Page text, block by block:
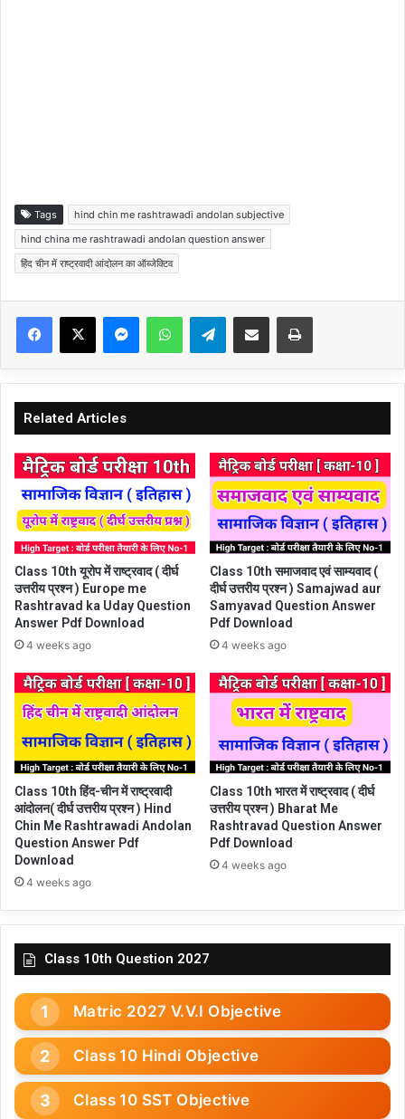
Tags
hind chin me rashtrawadi andolan subjective
hind china me rashtrawadi andolan question answer
हिंद चीन में राष्ट्रवादी आंदोलन का ऑब्जेक्टिव
Facebook
X MessengerWhatsAppTelegramShare via Email Print
Related Articles
Class 10th यूरोप में राष्ट्रवाद ( दीर्घ
उत्तरीय प्रश्न ) Europe me
Rashtravad ka Uday Question
Answer Pdf Download
4 weeks ago
Class 10th समाजवाद एवं साम्यवाद (
दीर्घ उत्तरीय प्रश्न ) Samajwad aur
Samyavad Question Answer
Pdf Download
4 weeks ago
Class 10th हिंद-चीन में राष्ट्रवादी
आंदोलन( दीर्घ उत्तरीय प्रश्न ) Hind
Chin Me Rashtrawadi Andolan
Question Answer Pdf
Download
4 weeks ago
Class 10th भारत में राष्ट्रवाद ( दीर्घ
उत्तरीय प्रश्न ) Bharat Me
Rashtravad Question Answer
Pdf Download
4 weeks ago
Class 10th Question 2027
Matric 2027 V.V.I Objective
Class 10 Hindi Objective
Class 10 SST Objective